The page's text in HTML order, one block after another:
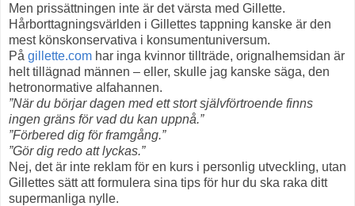
Men prissättningen inte är det värsta med Gillette.
Hårborttagningsvärlden i Gillettes tappning kanske är den
mest könskonservativa i konsumentuniversum.
På gillette.com har inga kvinnor tillträde, orignalhemsidan är
helt tillägnad männen – eller, skulle jag kanske säga, den
hetronormative alfahannen.
”När du börjar dagen med ett stort självförtroende finns
ingen gräns för vad du kan uppnå.”
”Förbered dig för framgång.”
”Gör dig redo att lyckas.”
Nej, det är inte reklam för en kurs i personlig utveckling, utan
Gillettes sätt att formulera sina tips för hur du ska raka ditt
supermanliga nylle.